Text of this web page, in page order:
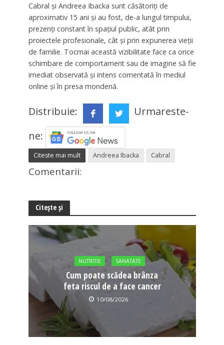
Cabral și Andreea Ibacka sunt căsătoriți de
aproximativ 15 ani și au fost, de-a lungul timpului,
prezenți constant în spațiul public, atât prin
proiectele profesionale, cât și prin expunerea vieții
de familie. Tocmai această vizibilitate face ca orice
schimbare de comportament sau de imagine să fie
imediat observată și intens comentată în mediul
online și în presa mondenă.
Distribuie:
Urmareste-
ne:
Citeste mai mult Andreea Ibacka Cabral
Comentarii:
Citește și
NUTRITIE SANATATE
Cum poate scădea brânza
feta riscul de a face cancer
10/08/2026